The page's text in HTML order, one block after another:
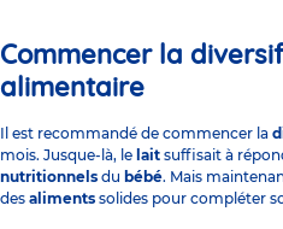
Commencer la
alimentaire
Il est recommandé de commencer la
mois. Jusque-là, le lait suffisait à
nutritionnels du bébé. Mais
des aliments solides pour compléter